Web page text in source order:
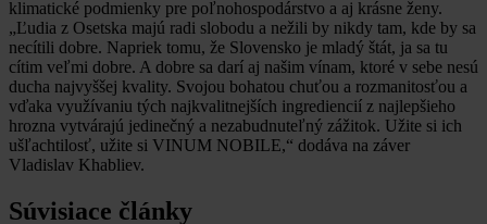
klimatické podmienky pre poľnohospodárstvo a aj krásne ženy.
„Ľudia z Osetska majú radi slobodu a nežili by nikdy tam, kde by sa
necítili dobre. Napriek tomu, že Slovensko je mladý štát, ja sa tu
cítim veľmi dobre. A dobre sa darí aj našim vínam, ktoré v sebe nesú
ducha najvyššej kvality. Svojou bohatou chuťou a rozmanitosťou a
vďaka využívaniu tých najkvalitnejších ingrediencií z najlepšieho
hrozna vytvárajú jedinečný a nezabudnuteľný zážitok. Užite si ich
ušľachtilosť, užite si VINUM NOBILE,“ dodáva na záver
Vladislav Khabliev.
Súvisiace články